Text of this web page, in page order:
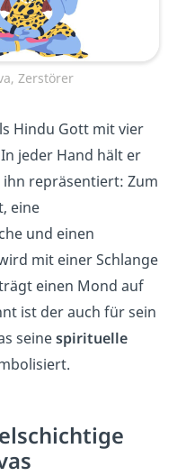
Zerstörer
Hindu Gott mit vier
jeder Hand hält er
ihn repräsentiert: Zum
eine
und einen
mit einer Schlange
einen Mond auf
ist der auch für sein
seinespirituelle